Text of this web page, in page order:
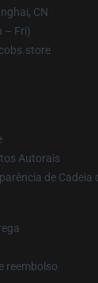
CN
– Fri)
Autorais
de Cadeia
reembolso